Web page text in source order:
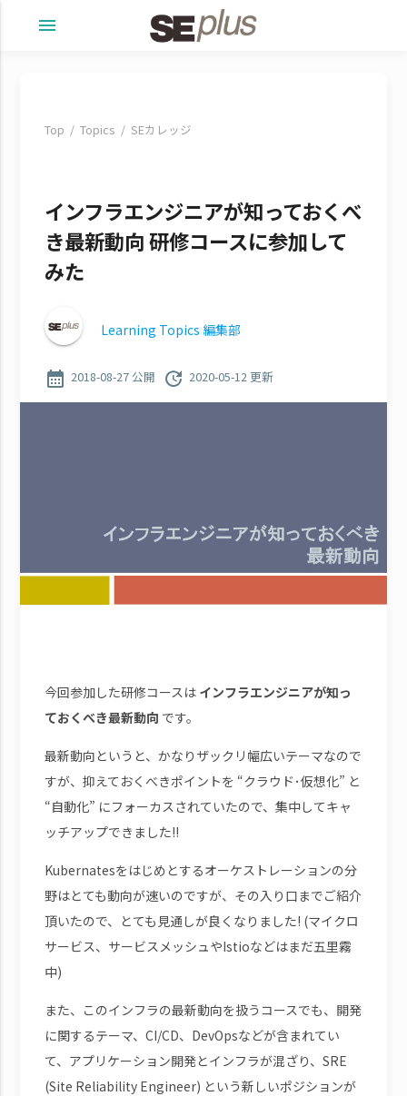
menu
Top Topics SEカレッジ
インフラエンジニアが知っておくべ
き最新動向 研修コースに参加して
みた
Learning Topics 編集部
calendar_month 2018-08-27 公開 update 2020-05-12 更新
今回参加した研修コースは インフラエンジニアが知っ
ておくべき最新動向 です。
最新動向というと、かなりザックリ幅広いテーマなので
すが、抑えておくべきポイントを “クラウド･仮想化” と
“自動化” にフォーカスされていたので、集中してキャ
ッチアップできました!!
Kubernatesをはじめとするオーケストレーションの分
野はとても動向が速いのですが、その入り口までご紹介
頂いたので、とても見通しが良くなりました! (マイクロ
サービス、サービスメッシュやIstioなどはまだ五里霧
中)
また、このインフラの最新動向を扱うコースでも、開発
に関するテーマ、CI/CD、DevOpsなどが含まれてい
て、アプリケーション開発とインフラが混ざり、SRE
(Site Reliability Engineer) という新しいポジションが